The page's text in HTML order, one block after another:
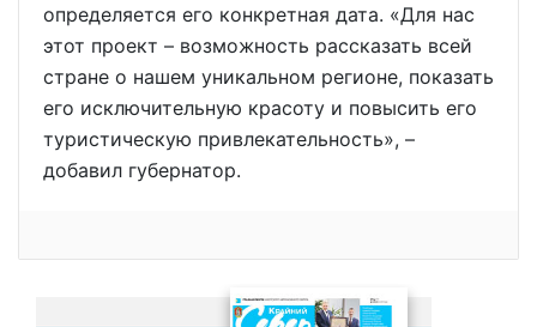
определяется его конкретная дата. «Для нас
этот проект – возможность рассказать всей
стране о нашем уникальном регионе, показать
его исключительную красоту и повысить его
туристическую привлекательность», –
добавил губернатор.